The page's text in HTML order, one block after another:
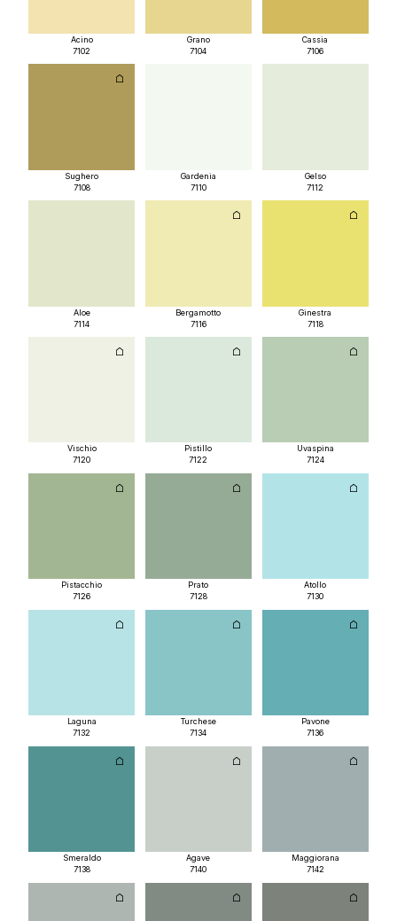
Acino
7102
Grano
7104
Cassia
7106
Sughero
7108
Gardenia
7110
Gelso
7112
Aloe
7114
Bergamotto
7116
Ginestra
7118
Vischio
7120
Pistillo
7122
Uvaspina
7124
Pistacchio
7126
Prato
7128
Atollo
7130
Laguna
7132
Turchese
7134
Pavone
7136
Smeraldo
7138
Agave
7140
Maggiorana
7142